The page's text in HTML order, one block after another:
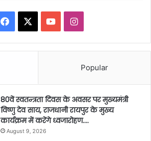
Facebook YouTubeInstagram
Popular
80वें स्वतन्त्रता दिवस के अवसर पर मुख्यमंत्री
विष्णु देव साय, राजधानी रायपुर के मुख्य
कार्यक्रम में करेंगे ध्वजारोहण….
August 9, 2026